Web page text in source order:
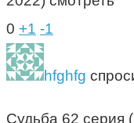
0 +1 -1
hfghfg
Судьба 62 серия